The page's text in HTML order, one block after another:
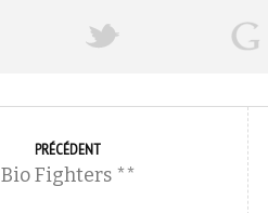
PRÉCÉDENT
Bio Fighters **